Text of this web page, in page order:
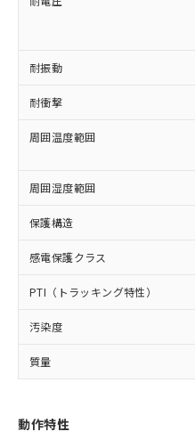
耐振動
耐衝撃
周囲温度範囲
周囲湿度範囲
保護構造
感電保護クラス
PTI（トラッキング特性）
汚染度
質量
動作特性
在庫状況およ
記載している
タに基づき作
覧された時点
準価格とは異
正式な納期状
様のお取引先
ムロン制御機
オムロン制御
販売ネ
在庫状況およ
事前の承諾な
示しないようお
マイパーツ機
ビス）をご利
メンバーズに
むを得ず変更する
六価クロム(Cr(Ⅵ))
類(PBB) 1000ppm以下、
(PBDE) 1000ppm以下、
ル) (DEHP)(別名：DOP)
ルベンジル（BBP）
（DBP） 1000ppm以下
適用除外項目は除く。
フタル酸エステル類の４
図的な使用がないことを
部品在庫の切り替
月が前後することが
「－」：未確認で
*中国RoHS10物質の基準
Pb(鉛) :1000ppm、 Hg(
Cr(Ⅵ)(六価クロム) :
DBP(フタル酸ジブチル) :
イソブチル) : 1000ppm、
DEHP(フタル酸ビス(2-エ
※2 環境保護使用
「ｅ」：有害物質
準値以下であること
「10」：通常の使
質が外部に漏えい
及ぼさない年数を
「－」：未確認です
い合わせください。
為替および外
（以下｢規制貨
または国外へ
国政府の輸出
可)を取得す
当社は規制貨
全に破砕する
いよう必要な
当社は貴社製
ル、化学兵器
武器並びにこ
当社は、貴社
場合は、上記
該第三者に通
販売先および
法に輸出する
り引きをいた
一定数以
一定数に
在庫なし
いては、
たはお客
機器販売
受注生産
情報を公